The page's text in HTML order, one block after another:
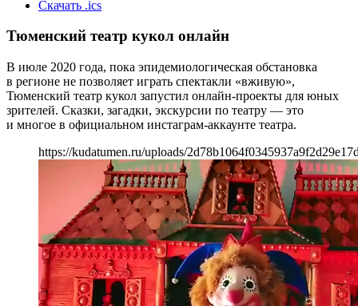
Скачать .ics
Тюменский театр кукол онлайн
В июле 2020 года, пока эпидемиологическая обстановка
в регионе не позволяет играть спектакли «вживую»,
Тюменский театр кукол запустил онлайн-проекты для юных
зрителей. Сказки, загадки, экскурсии по театру — это
и многое в официальном инстаграм-аккаунте театра.
https://kudatumen.ru/uploads/